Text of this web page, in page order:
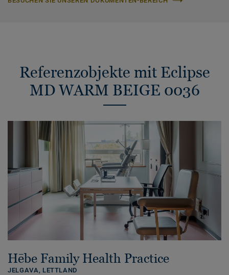
Referenzobjekte mit Eclipse
MD WARM BEIGE 0036
Hēbe Family Health Practice
JELGAVA, LETTLAND